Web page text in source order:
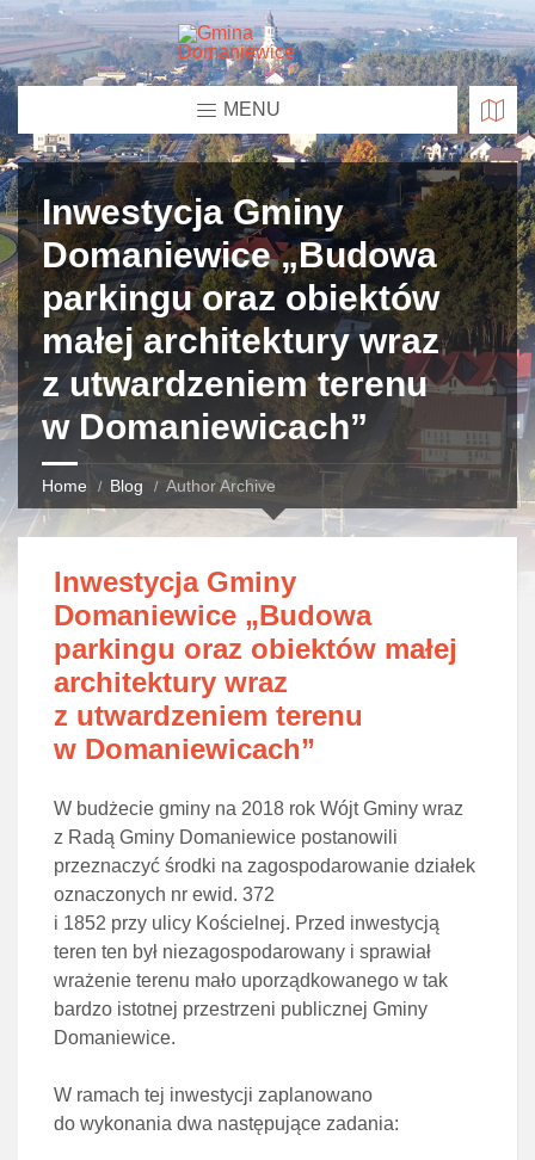
MENU
Inwestycja Gminy
Domaniewice „Budowa
parkingu oraz obiektów
małej architektury wraz
z utwardzeniem terenu
w Domaniewicach”
Home Blog Author Archive
Inwestycja Gminy
Domaniewice „Budowa
parkingu oraz obiektów małej
architektury wraz
z utwardzeniem terenu
w Domaniewicach”
W budżecie gminy na 2018 rok Wójt Gminy wraz
z Radą Gminy Domaniewice postanowili
przeznaczyć środki na zagospodarowanie działek
oznaczonych nr ewid. 372
i 1852 przy ulicy Kościelnej. Przed inwestycją
teren ten był niezagospodarowany i sprawiał
wrażenie terenu mało uporządkowanego w tak
bardzo istotnej przestrzeni publicznej Gminy
Domaniewice.
W ramach tej inwestycji zaplanowano
do wykonania dwa następujące zadania: